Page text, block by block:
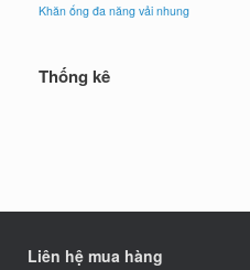
Khăn ống đa năng vải nhung
Thống kê
Liên hệ mua hàng